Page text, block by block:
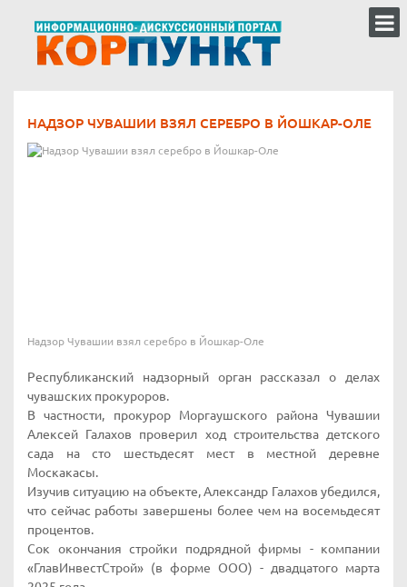
НАДЗОР ЧУВАШИИ ВЗЯЛ СЕРЕБРО В ЙОШКАР-ОЛЕ
Надзор Чувашии взял серебро в Йошкар-Оле
Республиканский надзорный орган рассказал о делах
чувашских прокуроров.
В частности, прокурор Моргаушского района Чувашии
Алексей Галахов проверил ход строительства детского
сада на сто шестьдесят мест в местной деревне
Москакасы.
Изучив ситуацию на объекте, Александр Галахов убедился,
что сейчас работы завершены более чем на восемьдесят
процентов.
Сок окончания стройки подрядной фирмы - компании
«ГлавИнвестСтрой» (в форме ООО) - двадцатого марта